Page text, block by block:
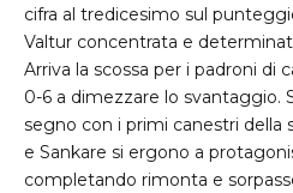
cifra al tredicesimo sul
Valtur concentrata e
Arriva la scossa per i padroni di
0-6 a dimezzare lo svantaggio.
segno con i primi canestri della
e Sankare si ergono a
completando rimonta e